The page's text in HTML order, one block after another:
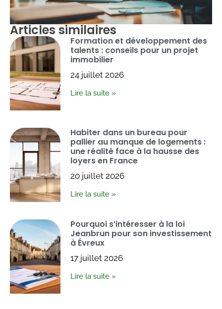
Articles similaires
Formation et développement des
talents : conseils pour un projet
immobilier
24 juillet 2026
Lire la suite »
Habiter dans un bureau pour
pallier au manque de logements :
une réalité face à la hausse des
loyers en France
20 juillet 2026
Lire la suite »
Pourquoi s’intéresser à la loi
Jeanbrun pour son investissement
à Évreux
17 juillet 2026
Lire la suite »